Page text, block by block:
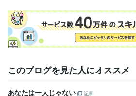
このブログを見た人にオススメ
あなたは一人じゃない
記事